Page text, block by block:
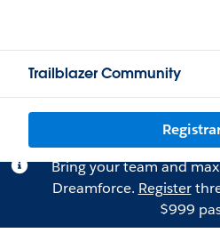
Trailblazer Community
Bring your team and
Dreamforce. Register
$999